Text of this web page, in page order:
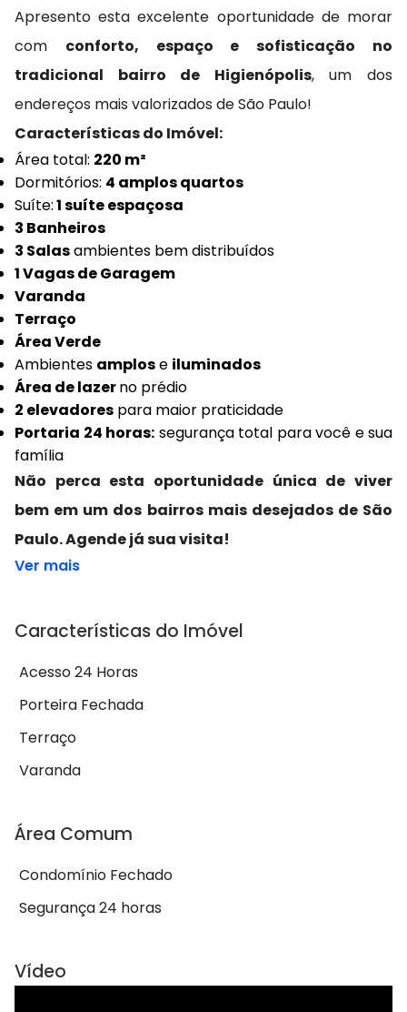
Apresento esta excelente oportunidade de morar
com conforto, espaço e sofisticação no
tradicional bairro de Higienópolis, um dos
endereços mais valorizados de São Paulo!
Características do Imóvel:
Área total: 220 m²
Dormitórios: 4 amplos quartos
Suíte:1 suíte espaçosa
3 Banheiros
3 Salasambientes bem distribuídos
1 Vagas de Garagem
Varanda
Terraço
Área Verde
Ambientes amplose iluminados
Área de lazerno prédio
2 elevadores para maior praticidade
Portaria 24 horas: segurança total para você e sua
família
Não perca esta oportunidade única de viver
bem em um dos bairros mais desejados de São
Paulo. Agende já sua visita!
Ver mais
Características do Imóvel
Acesso 24 Horas
Porteira Fechada
Terraço
Varanda
Área Comum
Condomínio Fechado
Segurança 24 horas
Vídeo